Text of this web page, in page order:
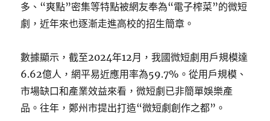
多、“爽點”密集等特點被網友奉為“電子榨菜”的微短
劇，近年來也逐漸走進高校的招生簡章。
數據顯示，截至2024年12月，我國微短劇用戶規模達
6.62億人，網平易近應用率為59.7%。從用戶規模、
市場缺口和產業效益來看，微短劇已非簡單娛樂產
品。往年，鄭州市提出打造“微短劇創作之都”。